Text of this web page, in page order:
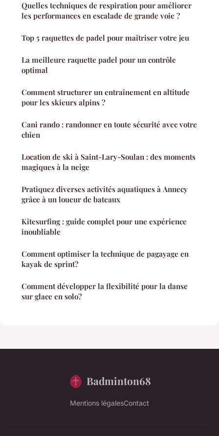
Quelles techniques de respiration pour améliorer
les performances en escalade de grande voie ?
Top 5 raquettes de padel pour maîtriser votre jeu
La meilleure raquette padel pour un contrôle
optimal
Comment structurer un entraînement en altitude
pour les skieurs alpins ?
Cani rando : randonner en toute sécurité avec votre
chien
Location de ski à Saint-Lary-Soulan : des moments
magiques à la neige
Pratiquez diverses activités aquatiques à Annecy
grâce à un loueur de bateaux
Kitesurfing : guide complet pour une expérience
inoubliable
Comment optimiser la technique de pagayage en
kayak de sprint?
Comment développer la flexibilité pour la danse
sur glace en solo?
Badminton68
Mentions légalesContact